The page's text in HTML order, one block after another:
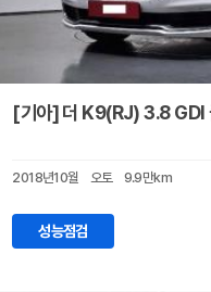
[기아] 더 K9(RJ) 3.8 GDI
2018년10월 오토 9.9만km
성능점검